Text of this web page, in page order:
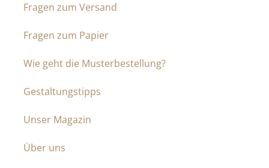
Fragen zum Versand
Fragen zum Papier
Wie geht die Musterbestellung?
Gestaltungstipps
Unser Magazin
Über uns